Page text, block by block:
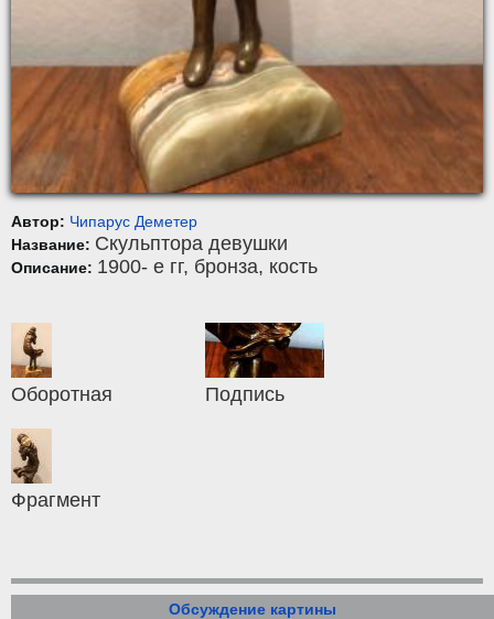
Автор: Чипарус Деметер
Название: Скульптора девушки
Описание: 1900- е гг, бронза, кость
Оборотная Подпись
Фрагмент
Обсуждение картины